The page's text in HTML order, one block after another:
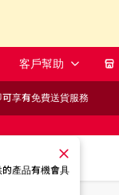
客戶幫助
享有免費送貨服務
產品有機會具